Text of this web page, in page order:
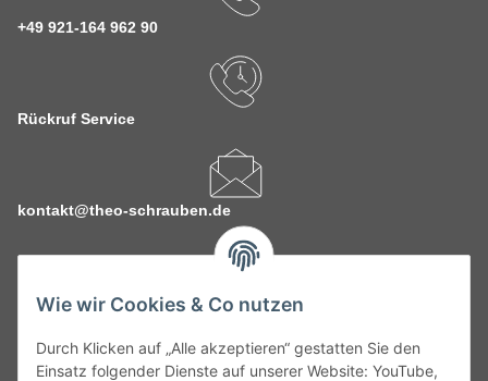
Wie wir Cookies & Co nutzen
Durch Klicken auf „Alle akzeptieren“ gestatten Sie den
Einsatz folgender Dienste auf unserer Website: YouTube,
+49 921-164 962 90
Rückruf Service
kontakt@theo-schrauben.de
Service